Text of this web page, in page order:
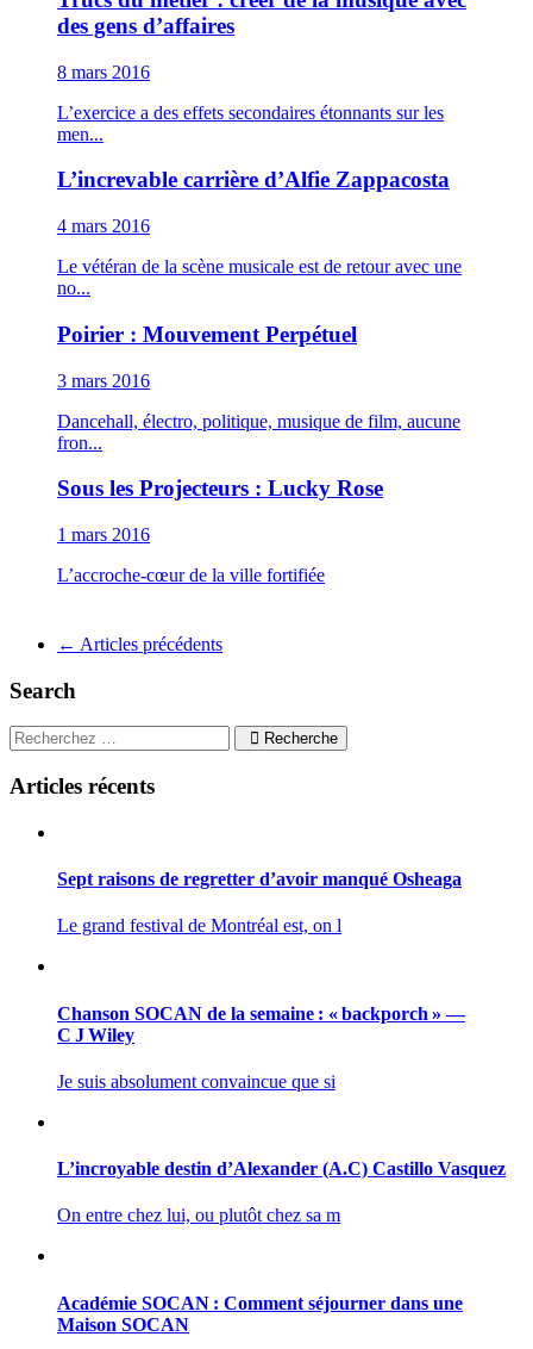
des gens d’affaires
8 mars 2016
L’exercice a des effets secondaires étonnants sur les
men...
L’increvable carrière d’Alfie Zappacosta
4 mars 2016
Le vétéran de la scène musicale est de retour avec une
no...
Poirier : Mouvement Perpétuel
3 mars 2016
Dancehall, électro, politique, musique de film, aucune
fron...
Sous les Projecteurs : Lucky Rose
1 mars 2016
L’accroche-cœur de la ville fortifiée
Navigation
pour
articles
← Articles précédents
Search
Recherche
Articles récents
Sept raisons de regretter d’avoir manqué Osheaga
Le grand festival de Montréal est, on l
Chanson SOCAN de la semaine : « backporch » —
C J Wiley
Je suis absolument convaincue que si
L’incroyable destin d’Alexander (A.C) Castillo Vasquez
On entre chez lui, ou plutôt chez sa m
Académie SOCAN : Comment séjourner dans une
Maison SOCAN